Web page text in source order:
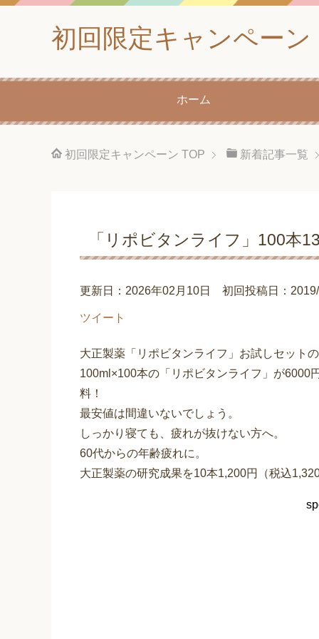
初回限定キャンペーン
ホーム
初回限定キャンペーン TOP 新着記事一覧
「リポビタンライフ」100本
更新日：2026年02月10日 初回投稿日：
ツイート
大正製薬「リポビタンライフ」お試しセット
100ml×100本の「リポビタンライフ」が6000
料！
最安値は間違いないでしょう。
しっかり寝ても、疲れが抜けない方へ。
60代からの年齢疲れに。
大正製薬の研究成果を10本1,200円（税込